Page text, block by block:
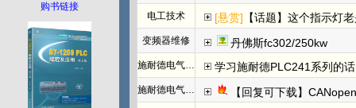
购书链接
电工技术 [悬赏] 【话题】这个指示灯
变频器维修 丹佛斯fc302/250kw
施耐德电气PLC 学习施耐德PLC241系列的
施耐德电气PLC 【回复可下载】